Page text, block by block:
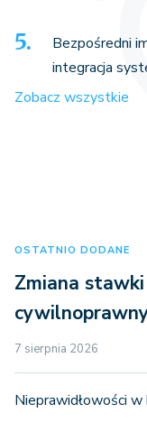
Bezpośredni
integracja
Zobacz wszystkie
OSTATNIO DODANE
Zmiana
7 sierpnia 2026
Nieprawidłowości w